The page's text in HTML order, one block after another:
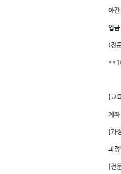
야
입
(전
[교
계
[과
과
[전